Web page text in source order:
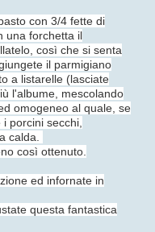
con 3/4 fette di
una forchetta il
così che si senta
il parmigiano
a listarelle (lasciate
l'albume, mescolando
omogeneo al quale, se
porcini secchi,
calda.
così ottenuto.
ed infornate in
questa fantastica